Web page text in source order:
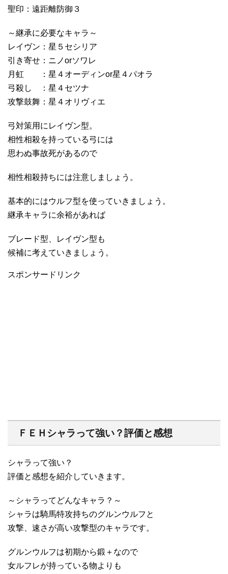
聖印：遠距離防御３
～継承に必要なキャラ～
レイヴン：星５セシリア
引き寄せ：ニノorソワレ
月虹 ：星４オーディンor星４パオラ
弓殺し ：星４セツナ
攻撃鼓舞：星４オリヴィエ
弓対策用にレイヴン型。
相性相殺を持っている弓には
思わぬ事故死があるので
相性相殺持ちには注意しましょう。
基本的にはウルフ型を使っていきましょう。
継承キャラに余裕があれば
ブレード型、レイヴン型も
候補に考えていきましょう。
スポンサードリンク
ＦＥＨシャラって強い？評価と感想
シャラって強い？
評価と感想を紹介していきます。
～シャラってどんなキャラ？～
シャラは騎馬特攻持ちのグルンウルフと
攻撃、速さが高い攻撃型のキャラです。
グルンウルフは初期から鍛＋なので
女ルフレが持っている物よりも